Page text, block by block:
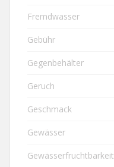
Fremdwasser
Gebühr
Gegenbehälter
Geruch
Geschmack
Gewässer
Gewässerfruchtbarkeit